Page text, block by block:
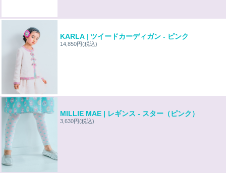
KARLA | ツイードカーディガン - ピンク
14,850円(税込)
MILLIE MAE | レギンス - スター（ピンク）
3,630円(税込)